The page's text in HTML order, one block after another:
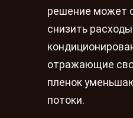
решение может
снизить
отражающие
пленок
потоки.